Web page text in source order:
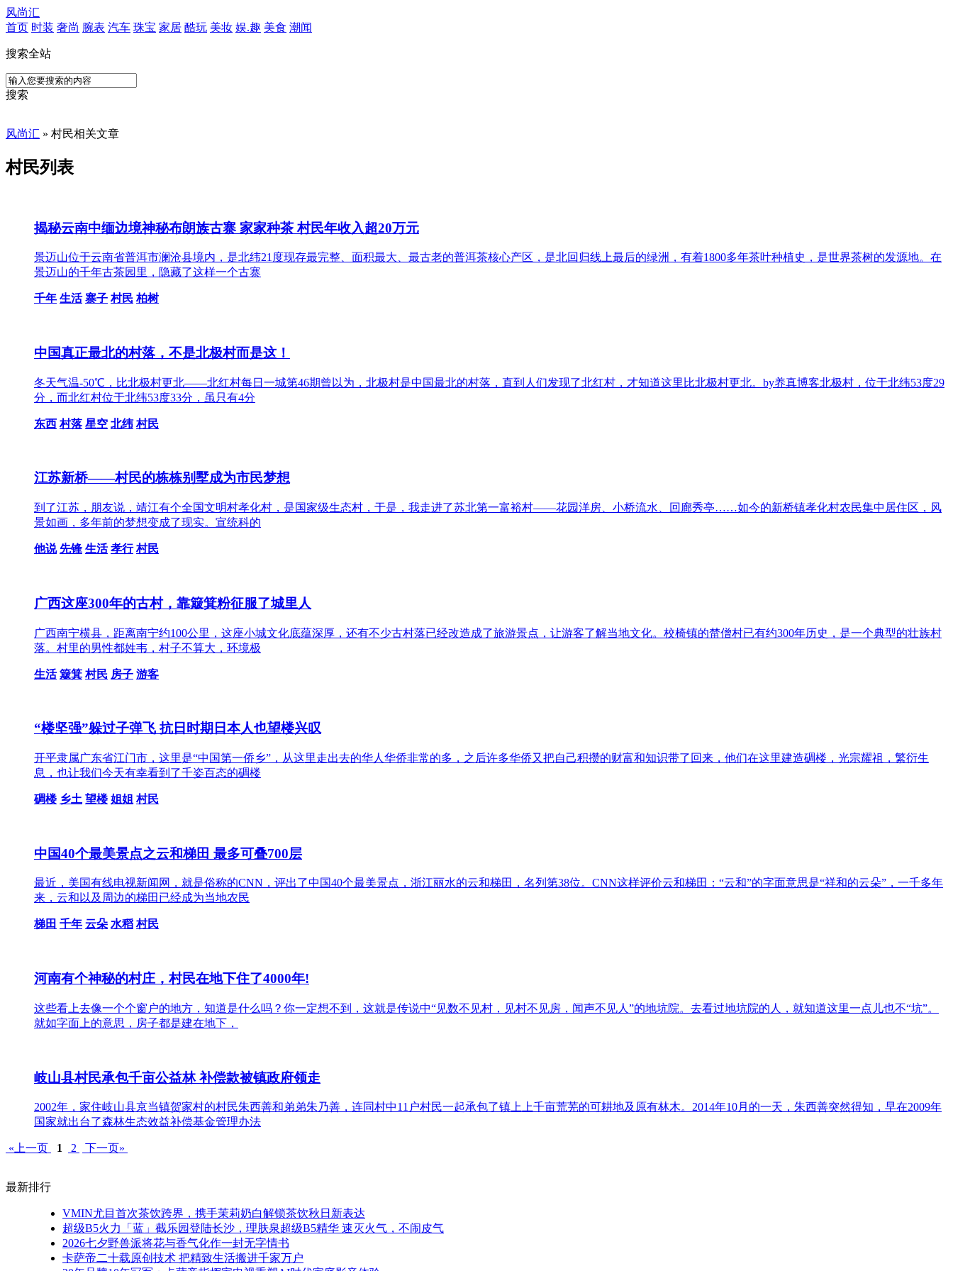
风尚汇
首页 时装 奢尚 腕表 汽车 珠宝 家居 酷玩 美妆 娱.趣 美食 潮闻
搜索全站
搜索
风尚汇 » 村民相关文章
村民列表
揭秘云南中缅边境神秘布朗族古寨 家家种茶 村民年收入超20万元
景迈山位于云南省普洱市澜沧县境内，是北纬21度现存最完整、面积最大、最古老的普洱茶核心产区，是北回归线上最后的绿洲，有着1800多年茶叶种植史，是世界茶树的发源地。在
景迈山的千年古茶园里，隐藏了这样一个古寨
千年 生活 寨子 村民 柏树
中国真正最北的村落，不是北极村而是这！
冬天气温-50℃，比北极村更北——北红村每日一城第46期曾以为，北极村是中国最北的村落，直到人们发现了北红村，才知道这里比北极村更北。by养真博客北极村，位于北纬53度29
分，而北红村位于北纬53度33分，虽只有4分
东西 村落 星空 北纬 村民
江苏新桥——村民的栋栋别墅成为市民梦想
到了江苏，朋友说，靖江有个全国文明村孝化村，是国家级生态村，于是，我走进了苏北第一富裕村——花园洋房、小桥流水、回廊秀亭……如今的新桥镇孝化村农民集中居住区，风
景如画，多年前的梦想变成了现实。宣统科的
他说 先锋 生活 孝行 村民
广西这座300年的古村，靠簸箕粉征服了城里人
广西南宁横县，距离南宁约100公里，这座小城文化底蕴深厚，还有不少古村落已经改造成了旅游景点，让游客了解当地文化。校椅镇的榃僧村已有约300年历史，是一个典型的壮族村
落。村里的男性都姓韦，村子不算大，环境极
生活 簸箕 村民 房子 游客
“楼坚强”躲过子弹飞 抗日时期日本人也望楼兴叹
开平隶属广东省江门市，这里是“中国第一侨乡”，从这里走出去的华人华侨非常的多，之后许多华侨又把自己积攒的财富和知识带了回来，他们在这里建造碉楼，光宗耀祖，繁衍生
息，也让我们今天有幸看到了千姿百态的碉楼
碉楼 乡土 望楼 姐姐 村民
中国40个最美景点之云和梯田 最多可叠700层
最近，美国有线电视新闻网，就是俗称的CNN，评出了中国40个最美景点，浙江丽水的云和梯田，名列第38位。CNN这样评价云和梯田：“云和”的字面意思是“祥和的云朵”，一千多年
来，云和以及周边的梯田已经成为当地农民
梯田 千年 云朵 水稻 村民
河南有个神秘的村庄，村民在地下住了4000年!
这些看上去像一个个窗户的地方，知道是什么吗？你一定想不到，这就是传说中“见数不见村，见村不见房，闻声不见人”的地坑院。去看过地坑院的人，就知道这里一点儿也不“坑”。
就如字面上的意思，房子都是建在地下，
岐山县村民承包千亩公益林 补偿款被镇政府领走
2002年，家住岐山县京当镇贺家村的村民朱西善和弟弟朱乃善，连同村中11户村民一起承包了镇上上千亩荒芜的可耕地及原有林木。2014年10月的一天，朱西善突然得知，早在2009年
国家就出台了森林生态效益补偿基金管理办法
«上一页 1 2 下一页»
最新排行
VMIN尤目首次茶饮跨界，携手茉莉奶白解锁茶饮秋日新表达
超级B5火力「蓝」截乐园登陆长沙，理肤泉超级B5精华 速灭火气，不闹皮气
2026七夕野兽派将花与香气化作一封无字情书
卡萨帝二十载原创技术 把精致生活搬进千家万户